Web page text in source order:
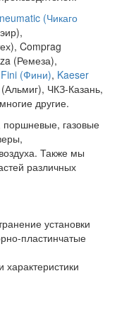
(Чикаго
Comprag
(Ремеза),
Fini (Фини), Kaeser
ЧКЗ-Казань,
другие.
поршневые, газовые
Также мы
различных
установки
пластинчатые